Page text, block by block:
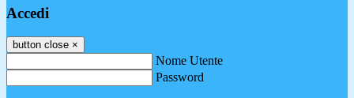
Accedi
button close ×
Nome Utente
Password